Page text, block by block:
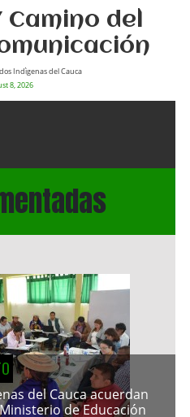
Camino del
Indìgenas del Cauca
8, 2026
del Cauca acuerdan
de Educación